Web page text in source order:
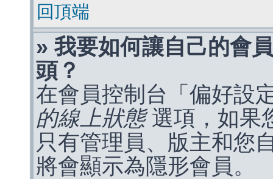
回頂端
» 我要如何讓自己的會
頭？
在會員控制台「偏好設
的線上狀態選項，如果
只有管理員、版主和您
將會顯示為隱形會員。